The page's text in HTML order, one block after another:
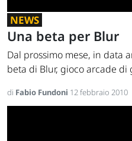
NEWS
Una beta per Blur
Dal prossimo mese, in data
beta di Blur, gioco arcade di
di Fabio Fundoni 12 febbraio 2010